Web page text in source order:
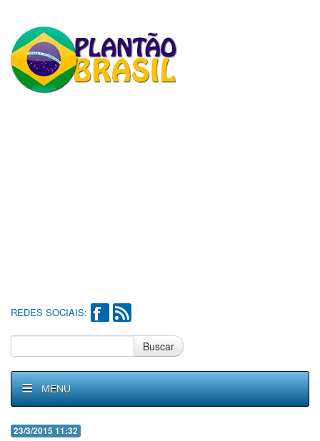
REDES SOCIAIS:
Buscar
MENU
23/3/2015 11:32